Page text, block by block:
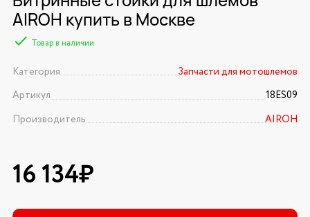
AIROH купить в Москве
Товар в наличии
Категория
Запчасти для мотошлемов
Артикул
18ES09
Производитель
AIROH
16 134₽